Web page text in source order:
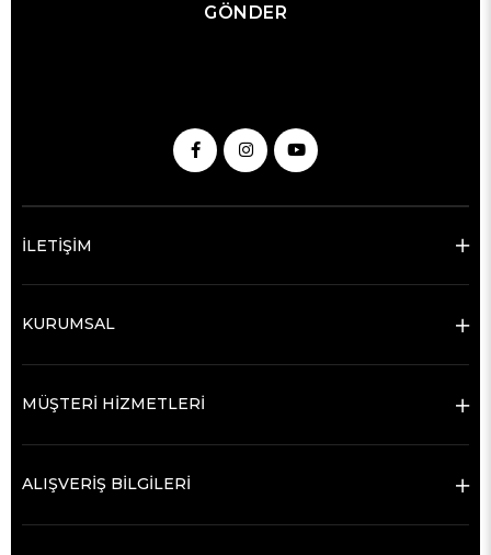
GÖNDER
İLETİŞİM
KURUMSAL
MÜŞTERİ HİZMETLERİ
ALIŞVERİŞ BİLGİLERİ